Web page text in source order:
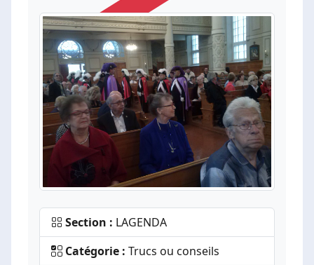
Section : LAGENDA
Catégorie : Trucs ou conseils